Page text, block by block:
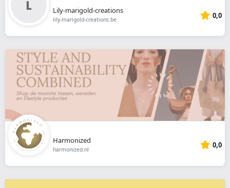
Lily-marigold-creations
lily-marigold-creations.be 0,0
Harmonized
harmonized.nl 0,0